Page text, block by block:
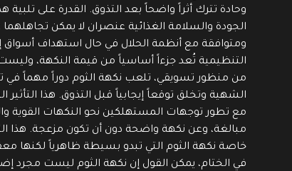
وحادة تترك أثراً واضحاً بعد التذوق. القدرة على
الجودة والسلامة الغذائية عنصران لا يمكن
ومتوافقة مع أنظمة الحلال في حال استهداف أسواق
التنظيمية تُعد جزءاً أساسياً من قيمة النكهة،
من منظور تسويقي، تلعب نكهة الثوم دوراً مهماً في
الشهية وتخلق توقعاً إيجابياً قبل التذوق. هذا
مع تطور توجهات المستهلكين نحو النكهات القوية
مبالغة، وعن نكهة واضحة دون أن تكون مزعجة. هذا
خاصة نكهة الثوم التي تبدو بسيطة ظاهرياً لكنها
في الختام، يمكن القول إن نكهة الثوم ليست مجرد